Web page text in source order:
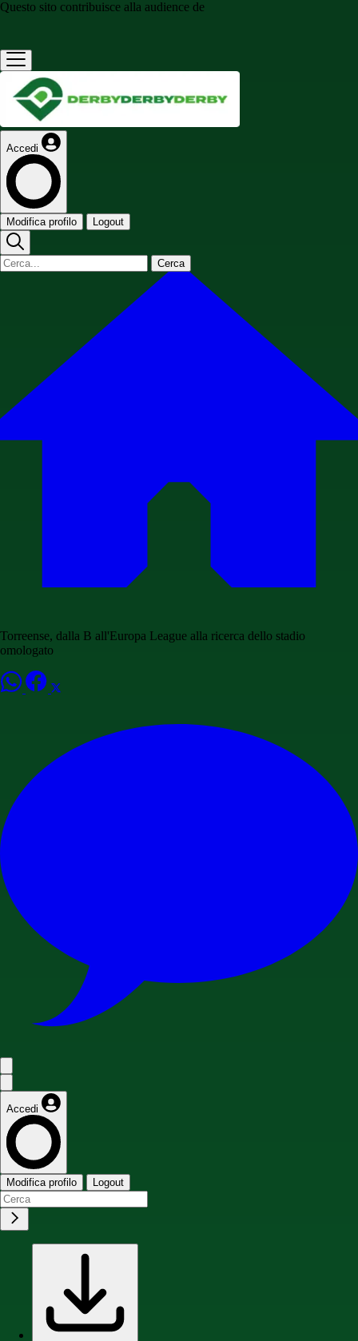
Questo sito contribuisce alla audience de
Accedi
Modifica profilo Logout
Cerca
Torreense, dalla B all'Europa League alla ricerca dello stadio
omologato
Accedi
Modifica profilo Logout